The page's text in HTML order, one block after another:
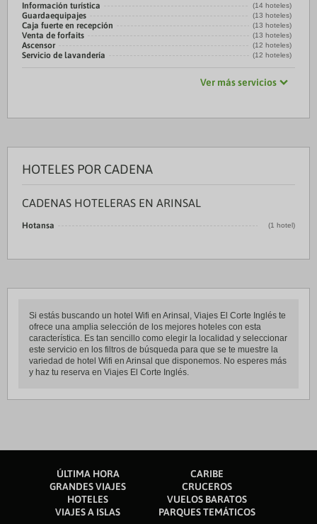
Información turística (14 hoteles)
Guardaequipajes (13 hoteles)
Caja fuerte en recepción (13 hoteles)
Venta de forfaits (13 hoteles)
Ascensor (12 hoteles)
Servicio de lavandería (12 hoteles)
Ver más servicios
HOTELES POR CADENA
CADENAS HOTELERAS EN ARINSAL
Hotansa (1 hotel)
Si estás buscando un hotel Wifi en Arinsal, Viajes El Corte Inglés te
ofrece una amplia selección de los mejores hoteles con esta
característica. Es tan sencillo como elegir la localidad y seleccionar
este servicio en los filtros de búsqueda para que se te muestre la
variedad de hotel Wifi en Arinsal que disponemos. No esperes más
y haz tu reserva en Viajes El Corte Inglés.
ÚLTIMA HORA
CARIBE
GRANDES VIAJES
CRUCEROS
HOTELES
VUELOS BARATOS
VIAJES A ISLAS
PARQUES TEMÁTICOS